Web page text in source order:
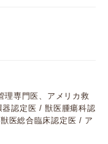
理専門医、アメリカ救
認定医 / 獣医腫瘍科認
医総合臨床認定医 / ア